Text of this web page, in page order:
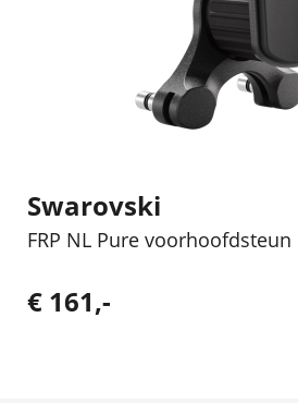
Swarovski
FRP NL Pure voorhoofdsteun
€ 161,-